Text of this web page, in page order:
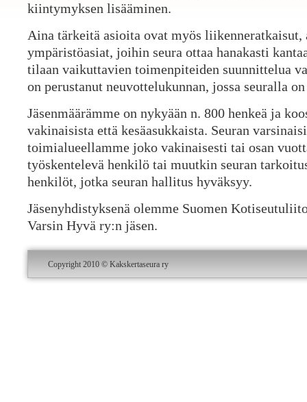
kiintymyksen lisääminen.
Aina tärkeitä asioita ovat myös liikenneratkaisut,
ympäristöasiat, joihin seura ottaa hanakasti
tilaan vaikuttavien toimenpiteiden suunnittelua
on perustanut neuvottelukunnan, jossa seuralla
Jäsenmäärämme on nykyään n. 800 henkeä ja
vakinaisista että kesäasukkaista. Seuran
toimialueellamme joko vakinaisesti tai osan
työskentelevä henkilö tai muutkin seuran
henkilöt, jotka seuran hallitus hyväksyy.
Jäsenyhdistyksenä olemme Suomen
Varsin Hyvä ry:n jäsen.
Copyright 2010 © Kakskertaseura ry